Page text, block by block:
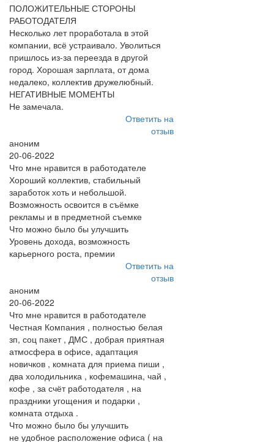
ПОЛОЖИТЕЛЬНЫЕ СТОРОНЫ
РАБОТОДАТЕЛЯ
Несколько лет проработала в этой
компании, всё устраивало. Уволиться
пришлось из-за переезда в другой
город. Хорошая зарплата, от дома
недалеко, коллектив дружелюбный.
НЕГАТИВНЫЕ МОМЕНТЫ
Не замечала.
Ответить на
отзыв
аноним
20-06-2022
Что мне нравится в работодателе
Хороший коллектив, стабильный
заработок хоть и небольшой.
Возможность освоится в съёмке
рекламы и в предметной съемке
Что можно было бы улучшить
Уровень дохода, возможность
карьерного роста, премии
Ответить на
отзыв
аноним
20-06-2022
Что мне нравится в работодателе
Честная Компания , полностью белая
зп, соц пакет , ДМС , добрая приятная
атмосфера в офисе, адаптация
новичков , комната для приема пиши ,
два холодильника , кофемашина, чай ,
кофе , за счёт работодателя , на
праздники угощения и подарки ,
комната отдыха .
Что можно было бы улучшить
не удобное расположение офиса ( на